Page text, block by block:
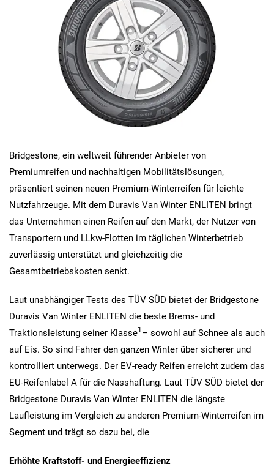
Bridgestone, ein weltweit führender Anbieter von
Premiumreifen und nachhaltigen Mobilitätslösungen,
präsentiert seinen neuen Premium-Winterreifen für leichte
Nutzfahrzeuge. Mit dem Duravis Van Winter ENLITEN bringt
das Unternehmen einen Reifen auf den Markt, der Nutzer von
Transportern und LLkw-Flotten im täglichen Winterbetrieb
zuverlässig unterstützt und gleichzeitig die
Gesamtbetriebskosten senkt.
Laut unabhängiger Tests des TÜV SÜD bietet der Bridgestone
Duravis Van Winter ENLITEN die beste Brems- und
Traktionsleistung seiner Klasse1 – sowohl auf Schnee als auch
auf Eis. So sind Fahrer den ganzen Winter über sicherer und
kontrolliert unterwegs. Der EV-ready Reifen erreicht zudem das
EU-Reifenlabel A für die Nasshaftung. Laut TÜV SÜD bietet der
Bridgestone Duravis Van Winter ENLITEN die längste
Laufleistung im Vergleich zu anderen Premium-Winterreifen im
Segment und trägt so dazu bei, die
Erhöhte Kraftstoff- und Energieeffizienz